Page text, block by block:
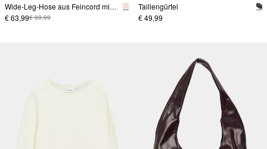
Wide-Leg-Hose aus Feincord mit Elastikbund
€ 63,99€ 89,99
Taillengürtel
€ 49,99